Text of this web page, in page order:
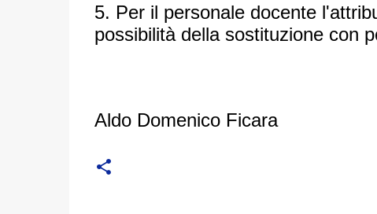
5. Per il personale docente
possibilità della sostituzione con
Aldo Domenico Ficara